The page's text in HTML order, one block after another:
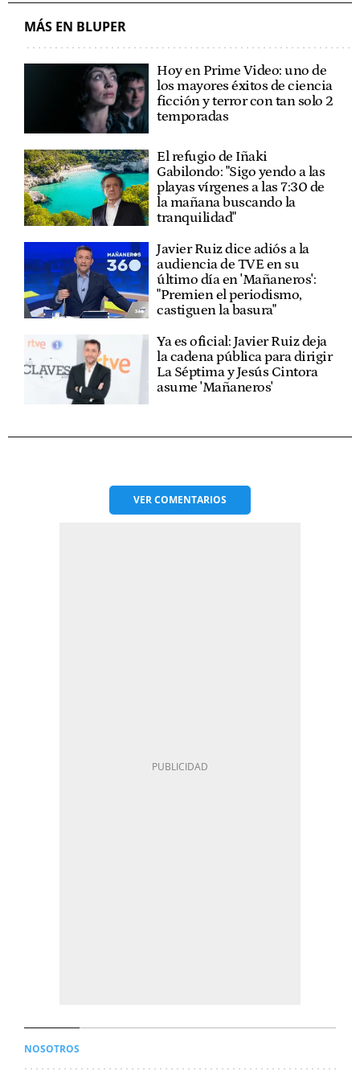
MÁS EN BLUPER
Hoy en Prime Video: uno de
los mayores éxitos de ciencia
ficción y terror con tan solo 2
temporadas
El refugio de Iñaki
Gabilondo: "Sigo yendo a las
playas vírgenes a las 7:30 de
la mañana buscando la
tranquilidad"
Javier Ruiz dice adiós a la
audiencia de TVE en su
último día en 'Mañaneros':
"Premien el periodismo,
castiguen la basura"
Ya es oficial: Javier Ruiz deja
la cadena pública para dirigir
La Séptima y Jesús Cintora
asume 'Mañaneros'
VERCOMENTARIOS
NOSOTROS